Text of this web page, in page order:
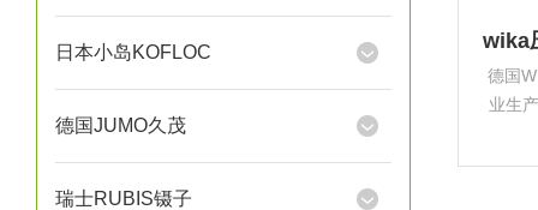
日本小岛KOFLOC
德国JUMO久茂
瑞士RUBIS镊子
德国
业生
根堡